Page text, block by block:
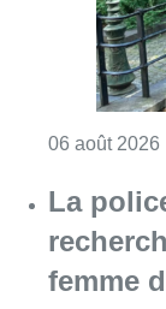
06 août 2026
La
femme